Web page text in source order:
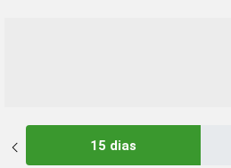
15 dias